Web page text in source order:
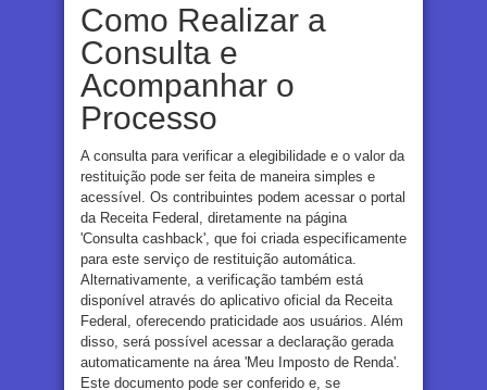
Como Realizar a
Consulta e
Acompanhar o
Processo
A consulta para verificar a elegibilidade e o valor da
restituição pode ser feita de maneira simples e
acessível. Os contribuintes podem acessar o portal
da Receita Federal, diretamente na página
'Consulta cashback', que foi criada especificamente
para este serviço de restituição automática.
Alternativamente, a verificação também está
disponível através do aplicativo oficial da Receita
Federal, oferecendo praticidade aos usuários. Além
disso, será possível acessar a declaração gerada
automaticamente na área 'Meu Imposto de Renda'.
Este documento pode ser conferido e, se